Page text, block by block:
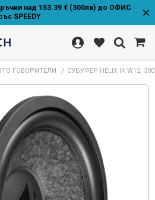
над 153.39 € (300лв) до ОФИС
SPEEDY
ГОВОРИТЕЛИ СУБУФЕР HELIX IK W12,